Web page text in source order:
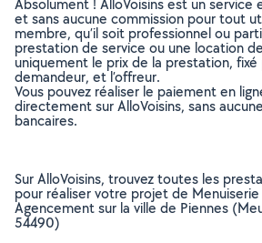
Absolument ! AlloVoisins est un
et sans aucune commission pour tout
membre, qu’il soit professionnel ou
prestation de service ou une location
uniquement le prix de la prestation, fixé
demandeur, et l’offreur.
Vous pouvez réaliser le paiement en
directement sur AlloVoisins, sans
bancaires.
Sur AlloVoisins, trouvez toutes les
pour réaliser votre projet de Menuiserie
Agencement sur la ville de Piennes
54490)